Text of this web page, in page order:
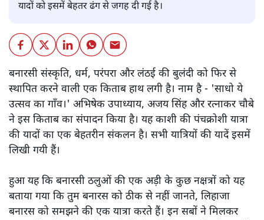
यादों को इसमें बेहतर ढंग से जगह दी गई है।
बनारसी संस्कृति, धर्म, परंपरा और लंठई की बुलंदी को फिर से
स्थापित करने वाली एक किताब हाथ लगी है। नाम है - 'साधो ये
उत्सव का गाँव।' अभिषेक उपाध्याय, अजय सिंह और रत्नाकर चौबे
ने इस किताब का संपादन किया है। यह काशी की पंचक्रोशी यात्रा
की यादों का एक बेहतरीन संकलन है। सभी यात्रियों की यादें इसमें
लिखी गयी हैं।
हुआ यह कि बनारसी ठलुओं की एक अड़ी के कुछ नक्षत्रों को यह
बताया गया कि तुम बनारस को ठीक से नहीं जानते, लिहाजा
बनारस को समझने की एक यात्रा करते हैं। इन सबों ने मिलकर